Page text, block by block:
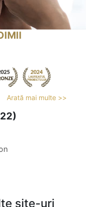
Arată mai multe >>
site-uri